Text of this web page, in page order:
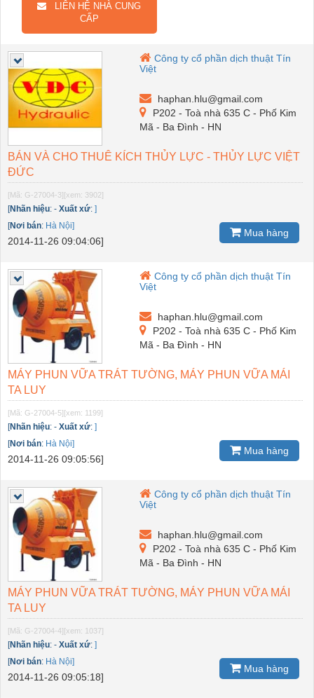
LIÊN HỆ NHÀ CUNG
CẤP
Công ty cổ phần dịch thuật Tín
Việt
haphan.hlu@gmail.com
P202 - Toà nhà 635 C - Phố Kim
Mã - Ba Đình - HN
BÁN VÀ CHO THUÊ KÍCH THỦY LỰC - THỦY LỰC VIỆT
ĐỨC
[Mã: G-27004-3] [xem: 3902]
[Nhãn hiệu: - Xuất xứ: ]
[Nơi bán: Hà Nội]
2014-11-26 09:04:06]
Mua hàng
Công ty cổ phần dịch thuật Tín
Việt
haphan.hlu@gmail.com
P202 - Toà nhà 635 C - Phố Kim
Mã - Ba Đình - HN
MÁY PHUN VỮA TRÁT TƯỜNG, MÁY PHUN VỮA MÁI
TA LUY
[Mã: G-27004-5] [xem: 1199]
[Nhãn hiệu: - Xuất xứ: ]
[Nơi bán: Hà Nội]
2014-11-26 09:05:56]
Mua hàng
Công ty cổ phần dịch thuật Tín
Việt
haphan.hlu@gmail.com
P202 - Toà nhà 635 C - Phố Kim
Mã - Ba Đình - HN
MÁY PHUN VỮA TRÁT TƯỜNG, MÁY PHUN VỮA MÁI
TA LUY
[Mã: G-27004-4] [xem: 1037]
[Nhãn hiệu: - Xuất xứ: ]
[Nơi bán: Hà Nội]
2014-11-26 09:05:18]
Mua hàng